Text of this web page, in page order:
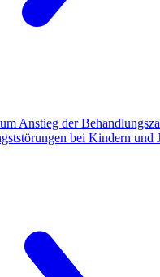
Anstieg der
bei Kindern und